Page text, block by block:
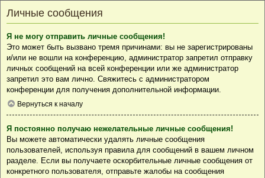
Личные сообщения
Я не могу отправить личные сообщения!
Это может быть вызвано тремя причинами: вы не зарегистрированы
и/или не вошли на конференцию, администратор запретил отправку
личных сообщений на всей конференции или же администратор
запретил это вам лично. Свяжитесь с администратором
конференции для получения дополнительной информации.
Вернуться к началу
Я постоянно получаю нежелательные личные сообщения!
Вы можете автоматически удалять личные сообщения
пользователей, используя правила для сообщений в вашем личном
разделе. Если вы получаете оскорбительные личные сообщения от
конкретного пользователя, отправьте жалобы на сообщения